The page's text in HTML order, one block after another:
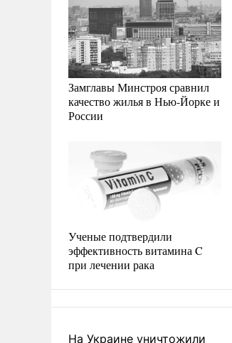
Замглавы Минстроя сравнил
качество жилья в Нью-Йорке и
России
Ученые подтвердили
эффективность витамина C
при лечении рака
На Украине уничтожили